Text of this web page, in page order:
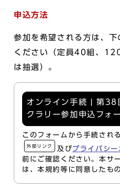
申込方法
参加を希望される方は、
ください（定員40組、
は抽選）。
オンライン手続 | 第38
クラリー参加申込フォ
このフォームから手続され
外部リンク 及びプライバシー
前にご確認ください。本サ
は、本規約等に同意したも